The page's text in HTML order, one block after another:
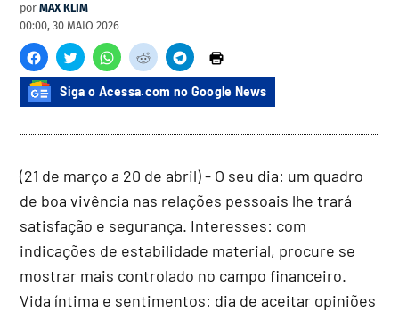
por MAX KLIM
00:00, 30 MAIO 2026
Siga o Acessa.com no Google News
(21 de março a 20 de abril) - O seu dia: um quadro
de boa vivência nas relações pessoais lhe trará
satisfação e segurança. Interesses: com
indicações de estabilidade material, procure se
mostrar mais controlado no campo financeiro.
Vida íntima e sentimentos: dia de aceitar opiniões